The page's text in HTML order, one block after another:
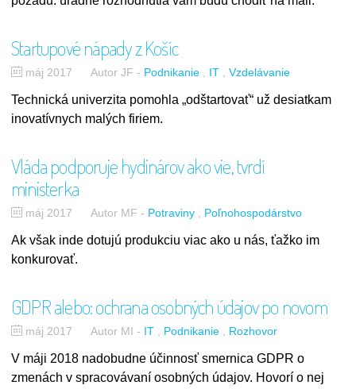
Startupové nápady z Košíc
máj 2017 Autor JF- Podnikanie IT Vzdelávanie
Technická univerzita pomohla „odštartovať“ už desiatkam
inovatívnych malých firiem.
Vláda podporuje hydinárov ako vie, tvrdí
ministerka
máj 2017 Autor MF- Potraviny Poľnohospodárstvo
Ak však inde dotujú produkciu viac ako u nás, ťažko im
konkurovať.
GDPR alebo: ochrana osobných údajov po novom
máj 2017 Autor MI- IT Podnikanie Rozhovor
V máji 2018 nadobudne účinnosť smernica GDPR o
zmenách v spracovávaní osobných údajov. Hovorí o nej